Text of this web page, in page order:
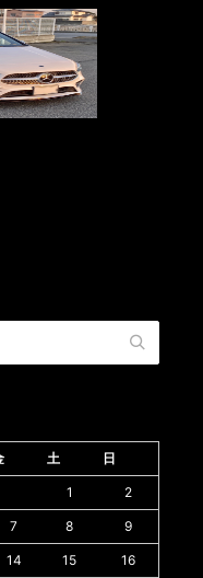
土 日
1 2
7 8 9
14 15 16